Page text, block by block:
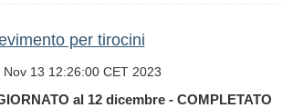
per tirocini
Nov 13 12:26:00 CET 2023
al 12 dicembre - COMPLETATO